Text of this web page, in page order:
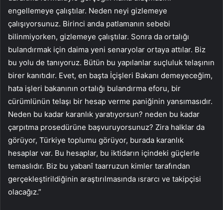
engellemeye çalıştılar. Neden neyi gizlemeye
çalışıyorsunuz. Birinci anda patlamanın sebebi
bilinmiyorken, gizlemeye çalıştılar. Sonra da ortalığı
bulandırmak için daima yeni senaryolar ortaya attılar. Biz
bu yolu de tanıyoruz. Bütün bu yapılanlar suçluluk telaşının
birer kanıtıdır. Evet, en başta İçişleri Bakanı demeyeceğim,
hata işleri bakanının ortalığı bulandırma eforu, bir
cürümlünün telaşı bir hesap verme paniğinin yansımasıdır.
Neden bu kadar karanlık yaratıyorsun? neden bu kadar
çarpıtma prosedürüne başvuruyorsunuz? Zira halklar da
görüyor, Türkiye toplumu görüyor, burada karanlık
hesaplar var. Bu hesaplar, bu iktidarın içindeki güçlerle
temaslıdır. Biz bu yabanî taarruzun kimler tarafından
gerçekleştirildiğinin araştırılmasında ısrarcı ve takipçisi
olacağız.”